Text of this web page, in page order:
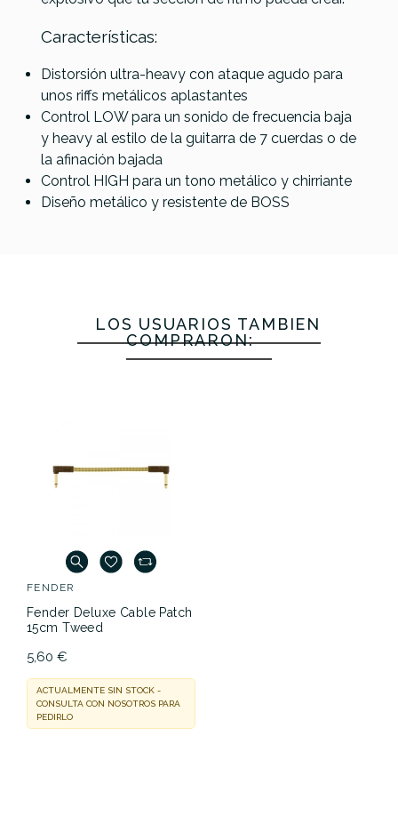
Características:
Distorsión ultra-heavy con ataque agudo para
unos riffs metálicos aplastantes
Control LOW para un sonido de frecuencia baja
y heavy al estilo de la guitarra de 7 cuerdas o de
la afinación bajada
Control HIGH para un tono metálico y chirriante
Diseño metálico y resistente de BOSS
Huge
Green
MKIV
Prestige
139,00 € 139,00 € 136,00 € 135,00 €
No hay características para comparar
LOS USUARIOS TAMBIÉN
COMPRARON:
FENDER
Fender Deluxe Cable Patch
15cm Tweed
5,60 €
ACTUALMENTE SIN STOCK -
CONSULTA CON NOSOTROS PARA
PEDIRLO